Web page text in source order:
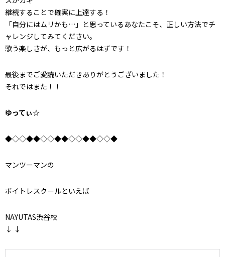
継続することで確実に上達する！
「自分にはムリかも…」と思っているあなたこそ、正しい方法でチ
ャレンジしてみてください。
歌う楽しさが、もっと広がるはずです！
最後までご愛読いただきありがとうございました！
それではまた！！
ゆってぃ☆
◆◇◇◆◆◇◇◆◆◇◇◆◆◇◇◆
マンツーマンの
ボイトレスクールといえば
NAYUTAS渋谷校
↓ ↓